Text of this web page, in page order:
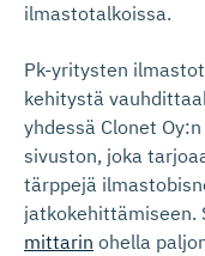
ilmastotalkoissa.
Pk-yritysten
kehitystä
yhdessä Clonet
sivuston, joka
tärppejä
jatkokehittämiseen.
mittarin ohella